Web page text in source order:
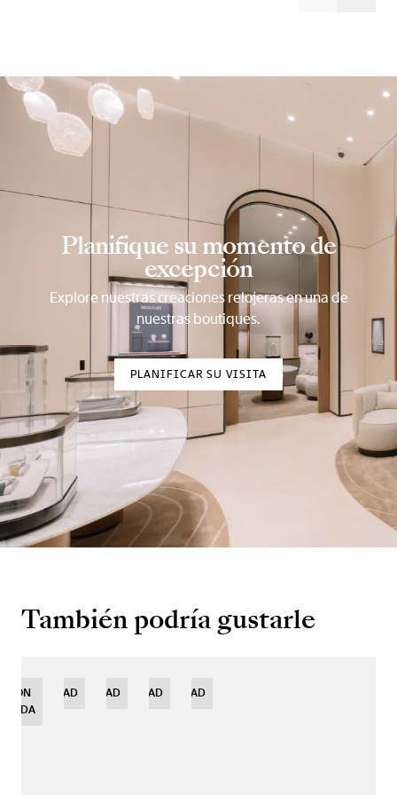
Planifique su momento de
excepción
Explore nuestras creaciones relojeras en una de
nuestras boutiques.
PLANIFICAR SU VISITA
También podría gustarle
NOVEDADNOVEDADNOVEDADNOVEDAD